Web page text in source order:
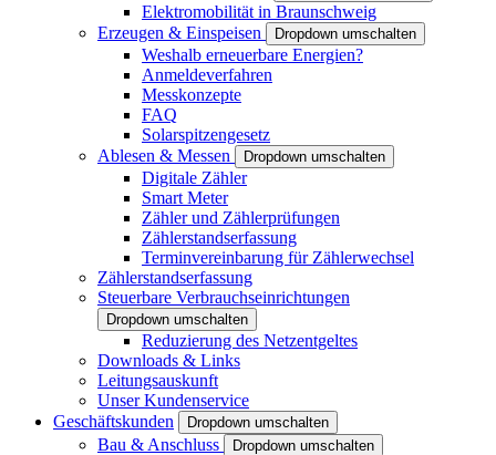
Elektromobilität in Braunschweig
Erzeugen & Einspeisen
Dropdown umschalten
Weshalb erneuerbare Energien?
Anmeldeverfahren
Messkonzepte
FAQ
Solarspitzengesetz
Ablesen & Messen
Dropdown umschalten
Digitale Zähler
Smart Meter
Zähler und Zählerprüfungen
Zählerstandserfassung
Terminvereinbarung für Zählerwechsel
Zählerstandserfassung
Steuerbare Verbrauchseinrichtungen
Dropdown umschalten
Reduzierung des Netzentgeltes
Downloads & Links
Leitungsauskunft
Unser Kundenservice
Geschäftskunden
Dropdown umschalten
Bau & Anschluss Dropdown umschalten